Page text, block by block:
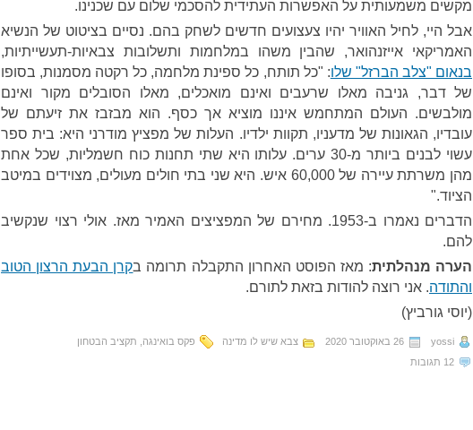
מקשים משמעותית על האפשרות העתידית להסכמי שלום עם שכנינו.
אבל היי, לחיל האוויר יהיו צעצועים חדשים לשחק בהם. נסיים בציטוט של הנשיא
האמריקאי אייזנהואר, שהבין משהו במלחמות ותשלובות צבאיות-תעשייתיות,
בנאום "צלב הברזל" שלו: "כל תותח, כל ספינת מלחמה, כל רקטה מסמנות, בסופו
של דבר, גניבה מאלו שרעבים ואינם מואכלים, מאלו הסובלים מקור ואינם
מולבשים. העולם המתחמש איננו מוציא אך כסף. הוא מבזבז את זיעתם של
עובדיו, הגאונות של מדעניו, תקוות ילדיו. העלות של מפציץ מודרני היא: בית ספר
עשוי לבנים ביותר מ-30 ערים. עלותו היא שתי תחנות כוח חשמליות, שכל אחת
מהן משרתת עיירה של 60,000 איש. היא שני בתי חולים מעולים, מצוידים במיטב
הציוד."
הדברים נאמרו ב-1953. מחירם של המפציצים האמיר מאז. אולי רצוי שנקשיב
להם.
הערה מנהלתית: מאז הפוסט האחרון התקבלה תרומה בקרן הבעת הרצון הטוב
והתודה. אני רוצה להודות בזאת לתורם.
(יוסי גורביץ)
yossi 26 באוקטובר 2020 צבא שיש לו מדינה פקס בואינגה
תקציב הבטחון
12 תגובות